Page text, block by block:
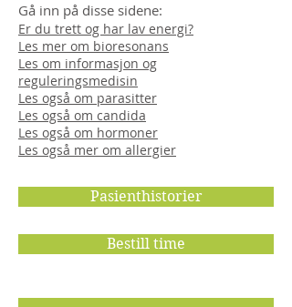
Gå inn på disse sidene:
Er du trett og har lav energi?
Les mer om bioresonans
Les om informasjon og
reguleringsmedisin
Les også om parasitter
Les også om candida
Les også om hormoner
Les også mer om allergier
Pasienthistorier
Bestill time